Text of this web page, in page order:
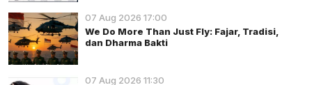
07 Aug 2026 17:00
We Do More Than Just Fly: Fajar, Tradisi,
dan Dharma Bakti
07 Aug 2026 11:30